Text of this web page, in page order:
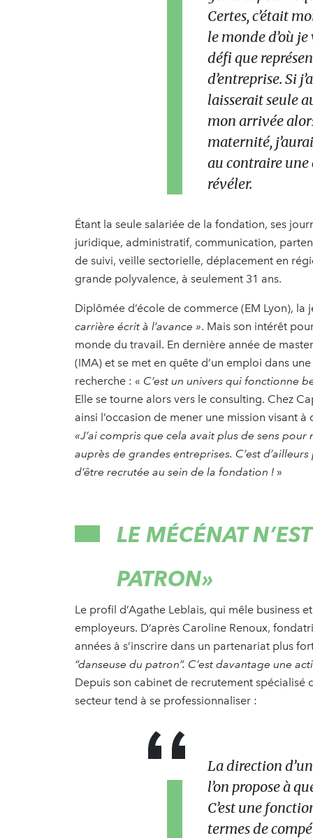
Certes, c’était
le monde d’où
défi que
d’entreprise. Si
laisserait seule
mon arrivée
maternité,
au contraire une
révéler.
Étant la seule salariée de la fondation, ses
juridique, administratif, communication,
de suivi, veille sectorielle, déplacement en
grande polyvalence, à seulement 31 ans.
Diplômée d’école de commerce (EM Lyon),
carrière écrit à l’avance ». Mais son intérêt
monde du travail. En dernière année de
(IMA) et se met en quête d’un emploi dans
recherche : « C’est un univers qui fonctionne
Elle se tourne alors vers le consulting. Chez
ainsi l’occasion de mener une mission visant
«J’ai compris que cela avait plus de sens
auprès de grandes entreprises. C’est
d’être recrutée au sein de la fondation ! »
LE MÉCÉNAT
PATRON»
Le profil d’Agathe Leblais, qui mêle business
employeurs. D’après Caroline Renoux,
années à s’inscrire dans un partenariat plus
“danseuse du patron”. C’est davantage une
Depuis son cabinet de recrutement spécialisé
secteur tend à se professionnaliser :
La direction
l’on propose à
C’est une
termes de